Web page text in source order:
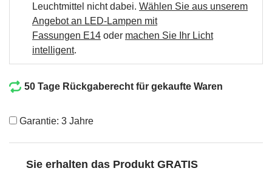
Leuchtmittel nicht dabei. Wählen Sie aus unserem
Angebot an LED-Lampen mit
Fassungen E14 oder machen Sie Ihr Licht
intelligent.
50 Tage Rückgaberecht für gekaufte Waren
Garantie: 3 Jahre
Sie erhalten das Produkt GRATIS